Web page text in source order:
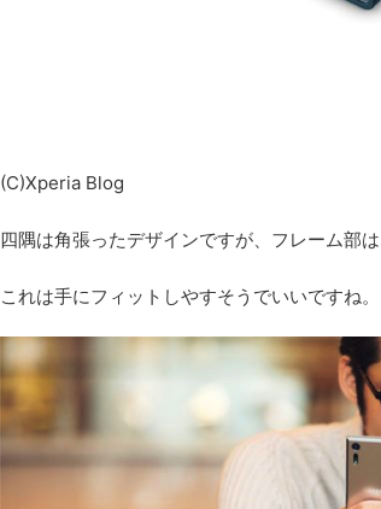
(C)Xperia Blog
四隅は角張ったデザインですが、フレーム部
これは手にフィットしやすそうでいいですね。